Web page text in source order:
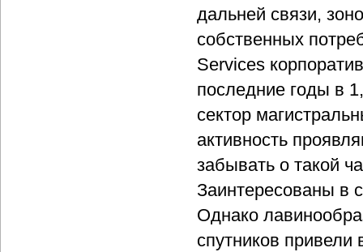
дальней связи,
собственных
Services
последние годы в
сектор
активность
забывать о такой
Заинтересованы в
Однако
спутников